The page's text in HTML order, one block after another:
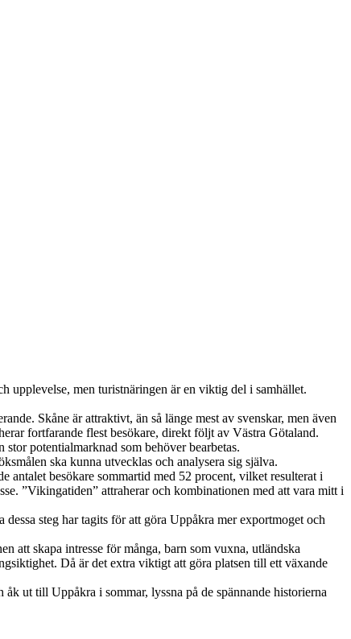
upplevelse, men turistnäringen är en viktig del i samhället.
Skåne är attraktivt, än så länge mest av svenskar, men även
fortfarande flest besökare, direkt följt av Västra Götaland.
potentialmarknad som behöver bearbetas.
ska kunna utvecklas och analysera sig själva.
besökare sommartid med 52 procent, vilket resulterat i
”Vikingatiden” attraherar och kombinationen med att vara mitt i
steg har tagits för att göra Uppåkra mer exportmoget och
att skapa intresse för många, barn som vuxna, utländska
Då är det extra viktigt att göra platsen till ett växande
ut till Uppåkra i sommar, lyssna på de spännande historierna